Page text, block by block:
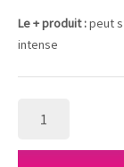
Le + produit :peut
intense
GOMMAGE